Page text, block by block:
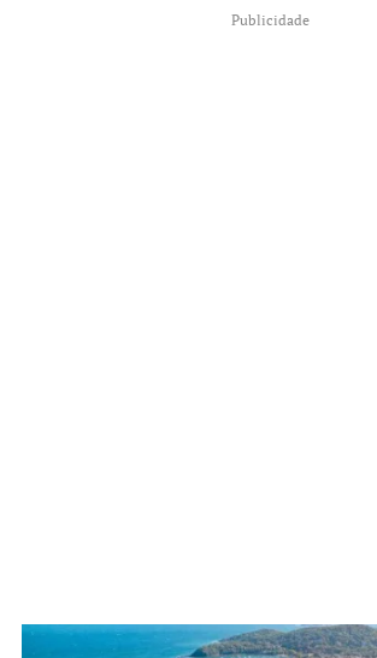
Publicidade